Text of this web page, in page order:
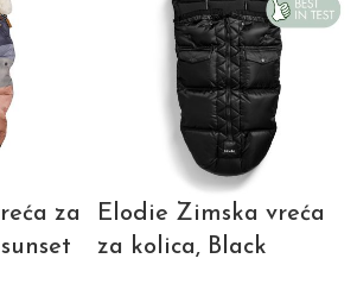
za
Elodie Zimska vreća
za kolica, Black